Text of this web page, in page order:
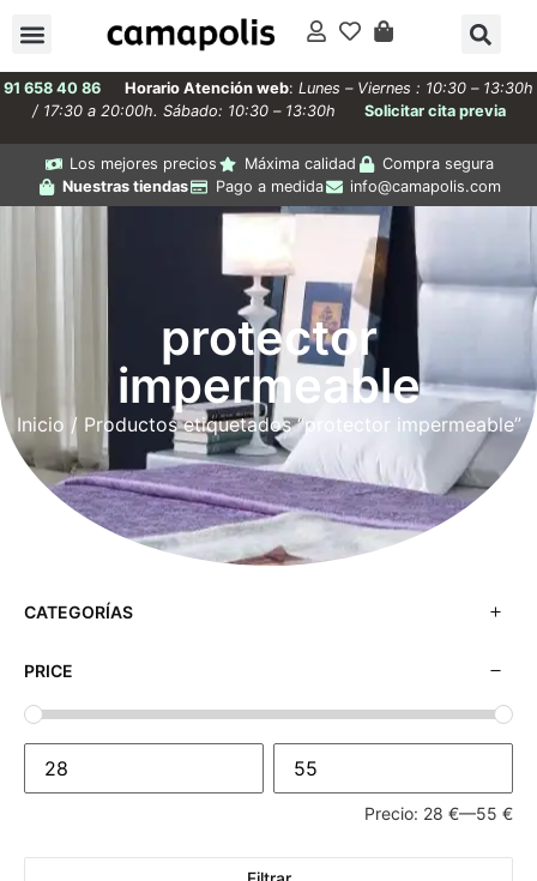
91 658 40 86 Horario Atención web: Lunes – Viernes : 10:30 – 13:30h
/ 17:30 a 20:00h. Sábado: 10:30 – 13:30h
Solicitar cita previa
Los mejores precios Máxima calidad
Compra segura
Nuestras tiendas
Pago a medida info@camapolis.com
protector
impermeable
Inicio / Productos etiquetados “protector impermeable”
CATEGORÍAS
PRICE
Precio: 28 €—55 €